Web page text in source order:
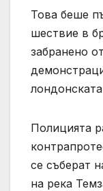
Това беше
шествие в
забранено
Полицията
се съберат
на река